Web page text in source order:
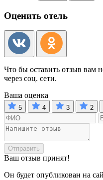
Оценить отель
Что бы оставить отзыв вам
через соц. сети.
Ваша оценка
5 4 3 2
Отправить
Ваш отзыв принят!
Он будет опубликован на